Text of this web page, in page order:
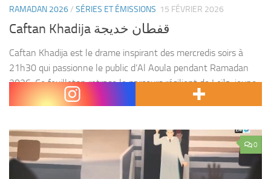
RAMADAN 2026/ SÉRIES ET ÉMISSIONS 15 FÉVRIER 2026
Caftan Khadija قفطان خديجة
Caftan Khadija est le drame inspirant des mercredis soirs à
21h30 qui passionne le public d’Al Aoula pendant Ramadan
2026. Ce feuilleton retrace le parcours résilient de Leïla, jeune
femme issue d’une famille aisée...
0